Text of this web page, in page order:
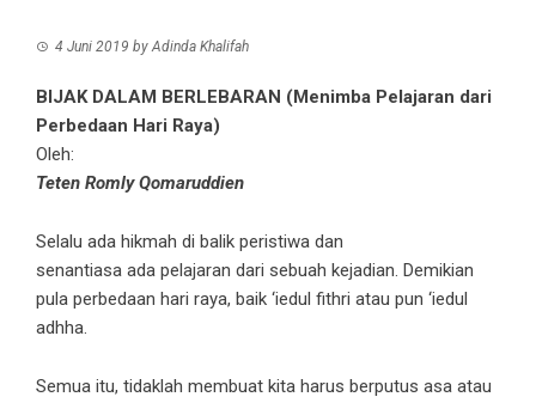
4 Juni 2019 byAdinda Khalifah
BIJAK DALAM BERLEBARAN (Menimba Pelajaran dari
Perbedaan Hari Raya)
Oleh:
Teten Romly Qomaruddien
Selalu ada hikmah di balik peristiwa dan
senantiasa ada pelajaran dari sebuah kejadian. Demikian
pula perbedaan hari raya, baik ‘iedul fithri atau pun ‘iedul
adhha.
Semua itu, tidaklah membuat kita harus berputus asa atau